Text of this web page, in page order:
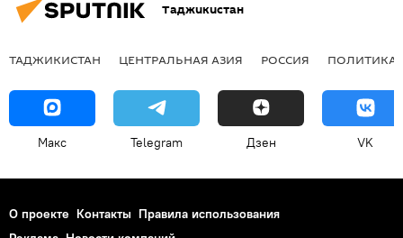
Таджикистан
ТАДЖИКИСТАН ЦЕНТРАЛЬНАЯ АЗИЯ РОССИЯ ПОЛИТИКА
Макс Telegram Дзен VK
О проекте Контакты Правила использования